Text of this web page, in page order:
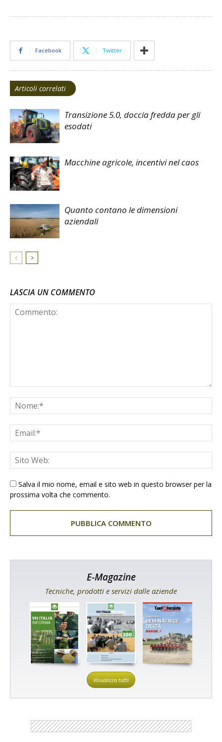
Facebook Twitter
Articoli correlati
Transizione 5.0, doccia fredda per gli
esodati
Macchine agricole, incentivi nel caos
Quanto contano le dimensioni
aziendali
LASCIA UN COMMENTO
Salva il mio nome, email e sito web in questo browser per la
prossima volta che commento.
E-Magazine
Tecniche, prodotti e servizi dalle aziende
Visualizza tutti